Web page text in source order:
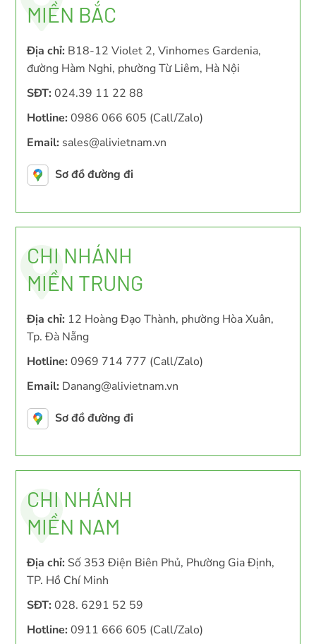
MIỀN BẮC
Địa chỉ: B18-12 Violet 2, Vinhomes Gardenia,
đường Hàm Nghi, phường Từ Liêm, Hà Nội
SĐT: 024.39 11 22 88
Hotline: 0986 066 605 (Call/Zalo)
Email: sales@alivietnam.vn
Sơ đồ đường đi
CHI NHÁNH
MIỀN TRUNG
Địa chỉ: 12 Hoàng Đạo Thành, phường Hòa Xuân,
Tp. Đà Nẵng
Hotline: 0969 714 777 (Call/Zalo)
Email: Danang@alivietnam.vn
Sơ đồ đường đi
CHI NHÁNH
MIỀN NAM
Địa chỉ: Số 353 Điện Biên Phủ, Phường Gia Định,
TP. Hồ Chí Minh
SĐT: 028. 6291 52 59
Hotline: 0911 666 605 (Call/Zalo)